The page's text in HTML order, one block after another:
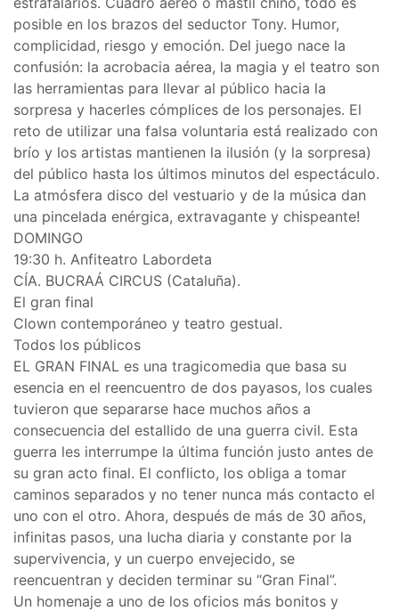
posible en los brazos del seductor Tony. Humor,
complicidad, riesgo y emoción. Del juego nace la
confusión: la acrobacia aérea, la magia y el teatro son
las herramientas para llevar al público hacia la
sorpresa y hacerles cómplices de los personajes. El
reto de utilizar una falsa voluntaria está realizado con
brío y los artistas mantienen la ilusión (y la sorpresa)
del público hasta los últimos minutos del espectáculo.
La atmósfera disco del vestuario y de la música dan
una pincelada enérgica, extravagante y chispeante!
DOMINGO
19:30 h. Anfiteatro Labordeta
CÍA. BUCRAÁ CIRCUS (Cataluña).
El gran final
Clown contemporáneo y teatro gestual.
Todos los públicos
EL GRAN FINAL es una tragicomedia que basa su
esencia en el reencuentro de dos payasos, los cuales
tuvieron que separarse hace muchos años a
consecuencia del estallido de una guerra civil. Esta
guerra les interrumpe la última función justo antes de
su gran acto final. El conflicto, los obliga a tomar
caminos separados y no tener nunca más contacto el
uno con el otro. Ahora, después de más de 30 años,
infinitas pasos, una lucha diaria y constante por la
supervivencia, y un cuerpo envejecido, se
reencuentran y deciden terminar su “Gran Final”.
Un homenaje a uno de los oficios más bonitos y